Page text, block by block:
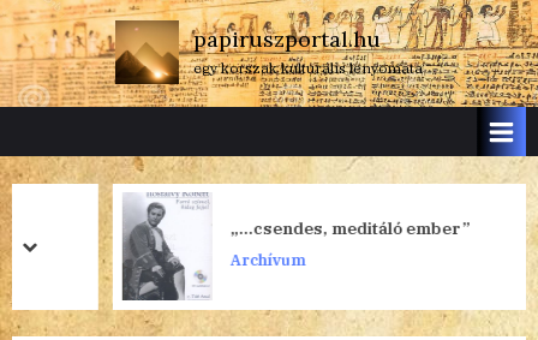
Skip
to
content
papiruszportal.hu
egy korszak kulturális lenyomata
„…csendes, meditáló ember”
Archívum
prev
next